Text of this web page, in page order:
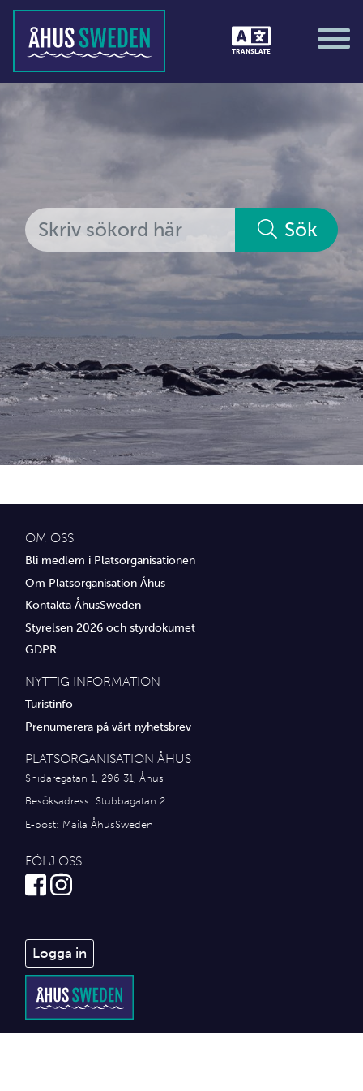
TRANSLATE
Tävlingar &amp; matcher
Alla medlemmar
Ekonomi &amp; juridik
Hantverkare
Hus &amp; hem
Ideella föreningar
Idrottsföreningar
Media
Transport
Övrig service
Sök
OM OSS
Bli medlem i Platsorganisationen
Om Platsorganisation Åhus
Kontakta ÅhusSweden
Styrelsen 2026 och styrdokumet
GDPR
NYTTIG INFORMATION
Turistinfo
Prenumerera på vårt nyhetsbrev
PLATSORGANISATION ÅHUS
Snidaregatan 1, 296 31, Åhus
Besöksadress: Stubbagatan 2
E-post: Maila ÅhusSweden
FÖLJ OSS
Logga in